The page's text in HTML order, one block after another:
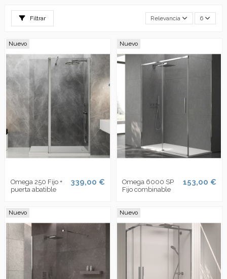
Filtrar Relevancia 6
Nuevo
Omega 250 Fijo +
puerta abatible
339,00 €
Nuevo
Omega 6000 SP
Fijo combinable
153,00 €
Nuevo Nuevo